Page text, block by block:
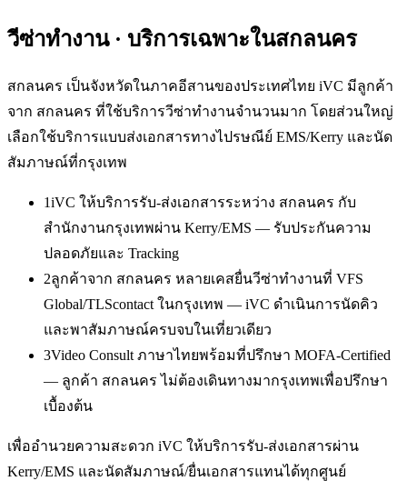
วีซ่าทำงาน· บริการเฉพาะในสกลนคร
สกลนคร เป็นจังหวัดในภาคอีสานของประเทศไทย iVC มีลูกค้า
จาก สกลนคร ที่ใช้บริการวีซ่าทำงานจำนวนมาก โดยส่วนใหญ่
เลือกใช้บริการแบบส่งเอกสารทางไปรษณีย์ EMS/Kerry และนัด
สัมภาษณ์ที่กรุงเทพ
1iVC ให้บริการรับ-ส่งเอกสารระหว่าง สกลนคร กับ
สำนักงานกรุงเทพผ่าน Kerry/EMS — รับประกันความ
ปลอดภัยและ Tracking
2ลูกค้าจาก สกลนคร หลายเคสยื่นวีซ่าทำงานที่ VFS
Global/TLScontact ในกรุงเทพ — iVC ดำเนินการนัดคิว
และพาสัมภาษณ์ครบจบในเที่ยวเดียว
3Video Consult ภาษาไทยพร้อมที่ปรึกษา MOFA-Certified
— ลูกค้า สกลนคร ไม่ต้องเดินทางมากรุงเทพเพื่อปรึกษา
เบื้องต้น
เพื่ออำนวยความสะดวก iVC ให้บริการรับ-ส่งเอกสารผ่าน
Kerry/EMS และนัดสัมภาษณ์/ยื่นเอกสารแทนได้ทุกศูนย์